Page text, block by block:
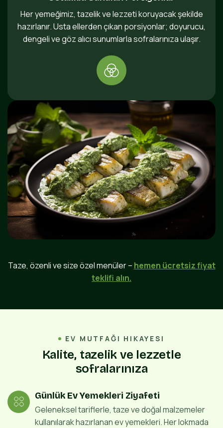
Her yemeğimiz, tazelik ve lezzeti koruyacak şekilde
hazırlanır. Usta ellerden çıkan porsiyonlar; doyurucu,
dengeli ve göz alıcı sunumlarla sofralarınıza ulaşır.
Taze, özenli ve size özel menüler – hemen ücretsiz fiyat
teklifi alın.
EV MUTFAĞI HIKAYESI
Kalite, tazelik ve lezzetle
sofralarınıza
Günlük Ev Yemekleri Ziyafeti
Geleneksel tariflerle, taze ve doğal malzemeler
kullanılarak hazırlanan ev yemekleri. Her lokmada